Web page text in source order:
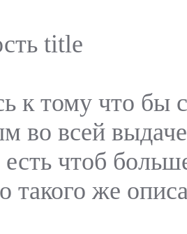
title
к тому что бы
во всей
чтоб
такого же